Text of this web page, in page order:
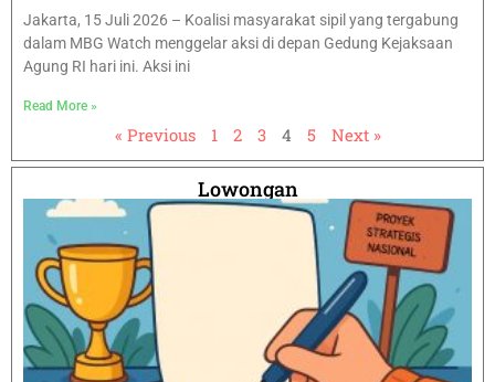
Jakarta, 15 Juli 2026 – Koalisi masyarakat sipil yang tergabung
dalam MBG Watch menggelar aksi di depan Gedung Kejaksaan
Agung RI hari ini. Aksi ini
Read More »
« Previous 1 2 3 4 5 Next »
Lowongan